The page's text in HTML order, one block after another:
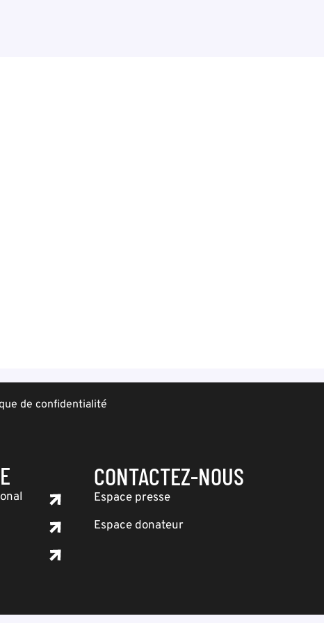
de confidentialité
CONTACTEZ-NOUS
Espace presse
Espace donateur